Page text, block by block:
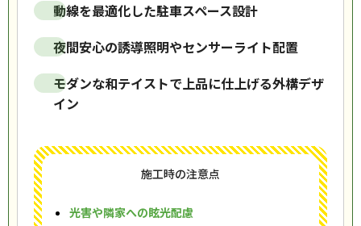
動線を最適化した駐車スペース設計
夜間安心の誘導照明やセンサーライト配置
モダンな和テイストで上品に仕上げる外構デザ
イン
施工時の注意点
光害や隣家への眩光配慮